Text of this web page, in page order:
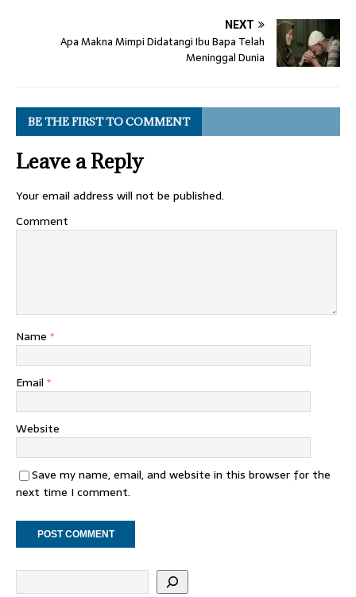
NEXT
Apa Makna Mimpi Didatangi Ibu Bapa Telah
Meninggal Dunia
BE THE FIRST TO COMMENT
Leave a Reply
Your email address will not be published.
Comment
Name *
Email *
Website
Save my name, email, and website in this browser for the
next time I comment.